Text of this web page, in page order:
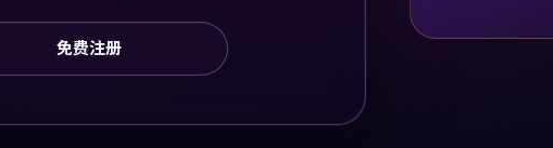
免费注册